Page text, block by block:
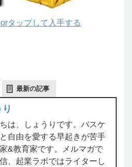
タップして入手する
最新の記事
り
は、しょうりです。バスケ
自由を愛する早起きが苦手
&教育家です。メルマガで
、起業ラボではライターし